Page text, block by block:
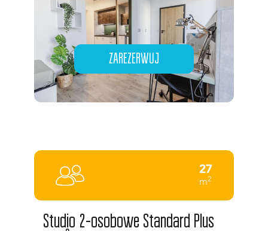
ZAREZERWUJ
27
m2
Studio 2-osobowe Standard Plus